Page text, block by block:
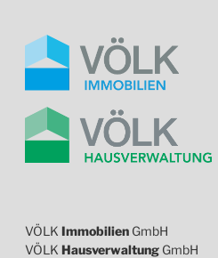
VÖLK Immobilien GmbH
VÖLK Hausverwaltung GmbH